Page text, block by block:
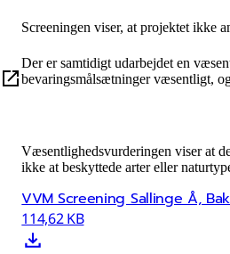
Screeningen viser, at projektet ikke
Der er samtidigt udarbejdet en
bevaringsmålsætninger væsentligt,
Væsentlighedsvurderingen viser at
ikke at beskyttede arter eller
VVM Screening Sallinge Å,
114,62 KB